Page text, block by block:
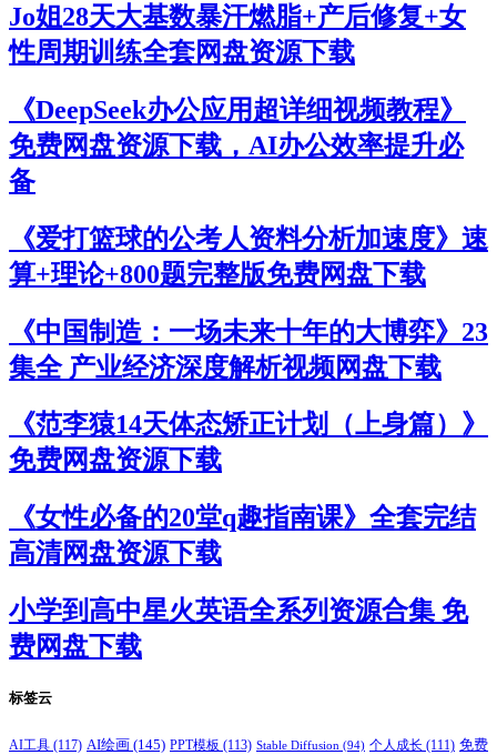
Jo姐28天大基数暴汗燃脂+产后修复+女
性周期训练全套网盘资源下载
《DeepSeek办公应用超详细视频教程》
免费网盘资源下载，AI办公效率提升必
备
《爱打篮球的公考人资料分析加速度》速
算+理论+800题完整版免费网盘下载
《中国制造：一场未来十年的大博弈》23
集全 产业经济深度解析视频网盘下载
《范李猿14天体态矫正计划（上身篇）》
免费网盘资源下载
《女性必备的20堂q趣指南课》全套完结
高清网盘资源下载
小学到高中星火英语全系列资源合集 免
费网盘下载
标签云
AI工具 (117) AI绘画 (145) PPT模板 (113) Stable Diffusion (94) 个人成长 (111) 免费